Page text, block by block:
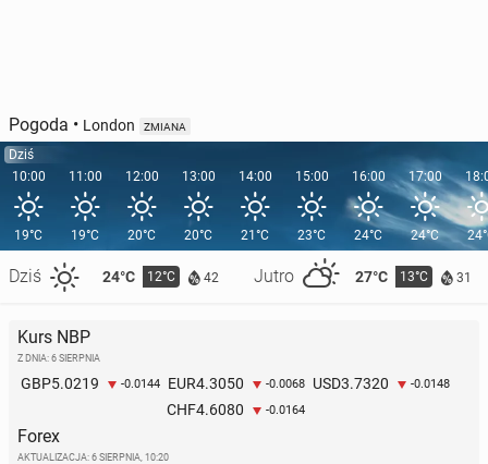
Pogoda • London ZMIANA
Dziś
10:00
19°C
Dziś 24°C 12°C 42 Jutro 27°C 13°C 31
11:00
19°C
12:00
20°C
13:00
20°C
14:00
21°C
15:00
23°C
16:00
24°C
17:00
24°C
Kurs NBP
Z DNIA: 6 SIERPNIA
GBP5.0219 -0.0144 EUR4.3050 -0.0068 USD3.7320 -0.0148
CHF4.6080 -0.0164
Forex
AKTUALIZACJA: 6 SIERPNIA, 10:20